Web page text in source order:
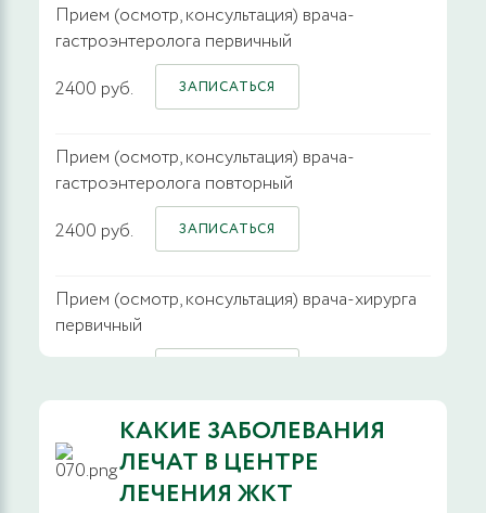
Прием (осмотр, консультация) врача-
гастроэнтеролога первичный
2400 руб.
ЗАПИСАТЬСЯ
Прием (осмотр, консультация) врача-
гастроэнтеролога повторный
2400 руб.
ЗАПИСАТЬСЯ
Прием (осмотр, консультация) врача-хирурга
первичный
Прием (осмотр, консультация) врача-хирурга
повторный
КАКИЕ ЗАБОЛЕВАНИЯ
ЛЕЧАТ В ЦЕНТРЕ
ЛЕЧЕНИЯ ЖКТ